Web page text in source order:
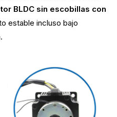
BLDC sin escobillas con
estable incluso bajo